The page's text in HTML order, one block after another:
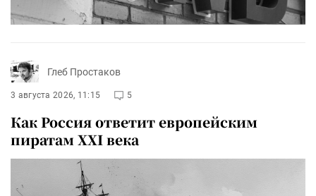
Глеб Простаков
3 августа 2026, 11:15 5
Как Россия ответит европейским
пиратам XXI века